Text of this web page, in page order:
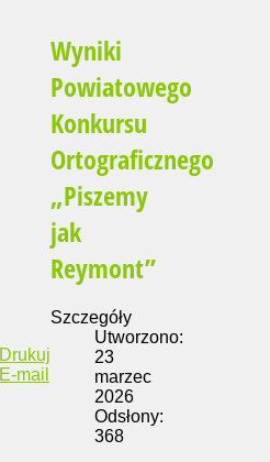
Wyniki
Powiatowego
Konkursu
Ortograficznego
„Piszemy
jak
Reymont”
Drukuj
E-mail
Szczegóły
Utworzono:
23
marzec
2026
Odsłony:
368